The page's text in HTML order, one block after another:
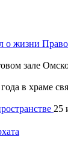
о жизни
зале
в храме
25